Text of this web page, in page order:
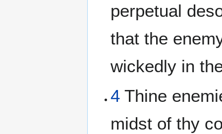
perpetual
that the
wickedly in
4 Thine
midst of thy